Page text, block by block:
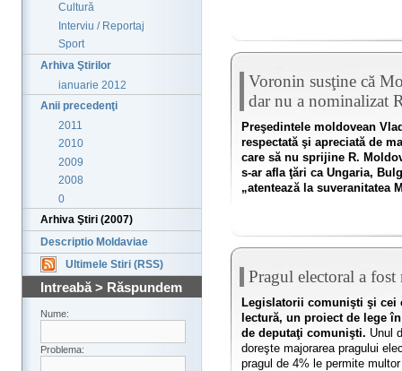
Cultură
Interviu / Reportaj
Sport
Arhiva Ştirilor
ianuarie 2012
Anii precedenţi
2011
2010
2009
2008
0
Arhiva Ştiri (2007)
Descriptio Moldaviae
Ultimele Stiri (RSS)
Intreabă > Răspundem
Nume:
Problema:
Voronin susţine că
dar nu a nominalizat
Preşedintele moldovean
respectată şi apreciată de
care să nu sprijine R.
s-ar afla ţări ca Ungaria,
„atentează la suveranitatea
Pragul electoral a
Legislatorii comunişti şi cei
lectură, un proiect de lege
de deputaţi comunişti. Unul
doreşte majorarea pragului
pragul de 4% le permite